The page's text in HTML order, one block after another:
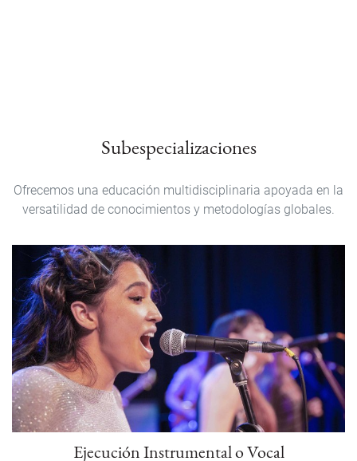
Subespecializaciones
Ofrecemos una educación multidisciplinaria apoyada en la
versatilidad de conocimientos y metodologías globales.
Ejecución Instrumental o Vocal